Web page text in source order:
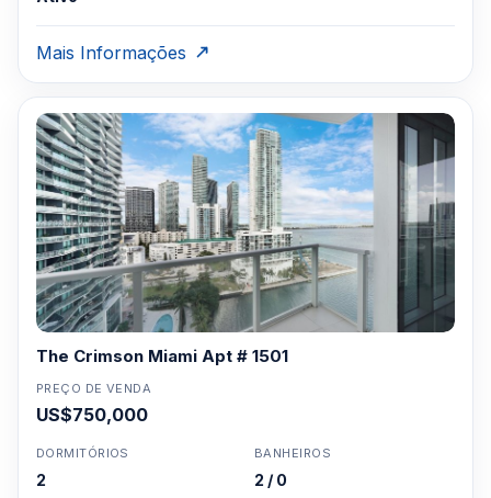
Mais Informações
The Crimson Miami Apt # 1501
PREÇO DE VENDA
US$750,000
DORMITÓRIOS
2
BANHEIROS
2 / 0